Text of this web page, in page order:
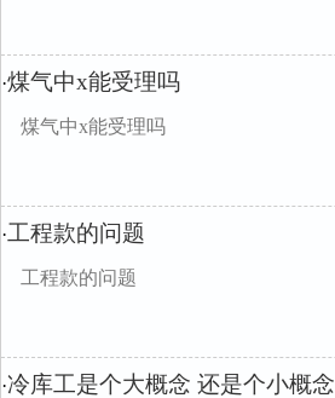
·煤气中x能受理吗
煤气中x能受理吗
·工程款的问题
工程款的问题
·冷库工是个大概念 还是个小概念